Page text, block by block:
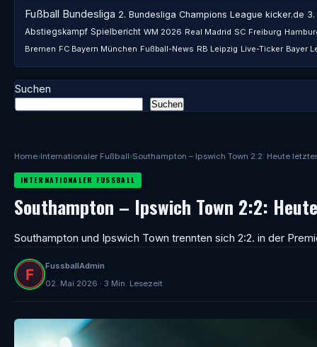
Home›Internationaler Fußball›Southampton – Ipswich Town 2:2: Heute
INTERNATIONALER FUSSBALL
Southampton – Ipswich Town 2:2:
Southampton und Ipswich Town trennten sich 2:2. in der
FussballAdmin
02. Mai 2026 · 3 Min. Lesezeit
Fußball Bundesliga 2. Bundesliga Champions League kicker.de 3.
Abstiegskampf Spielbericht WM 2026 Real Madrid SC Freiburg
Bremen FC Bayern München Fußball-News RB Leipzig Live-Ticker Bayer
Suchen
Suchen